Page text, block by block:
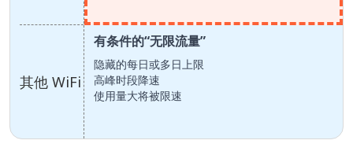
其他 WiFi
有条件的“无限流量”
隐藏的每日或多日上限
高峰时段降速
使用量大将被限速